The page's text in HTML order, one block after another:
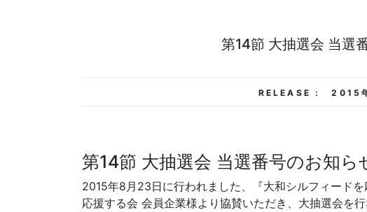
第14節 大抽選会 当選
RELEASE : 2015
第14節 大抽選会 当選番号のお知ら
2015年8月23日に行われました、『大和シルフィードを
応援する会 会員企業様より協賛いただき、大抽選会を行